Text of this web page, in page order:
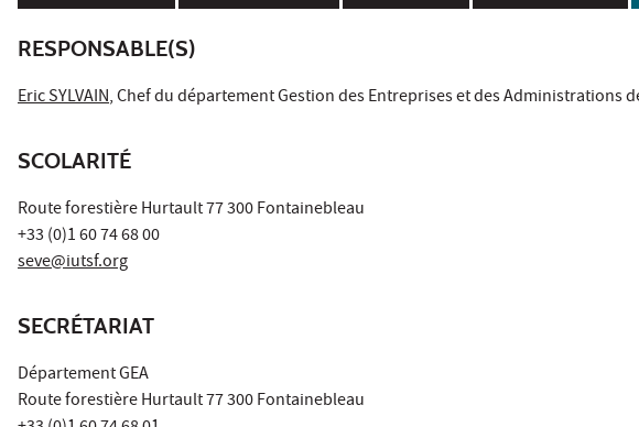
RESPONSABLE(S)
Eric SYLVAIN, Chef du département Gestion des Entreprises et des Administrations
SCOLARITÉ
Route forestière Hurtault 77 300 Fontainebleau
+33 (0)1 60 74 68 00
seve@iutsf.org
SECRÉTARIAT
Département GEA
Route forestière Hurtault 77 300 Fontainebleau